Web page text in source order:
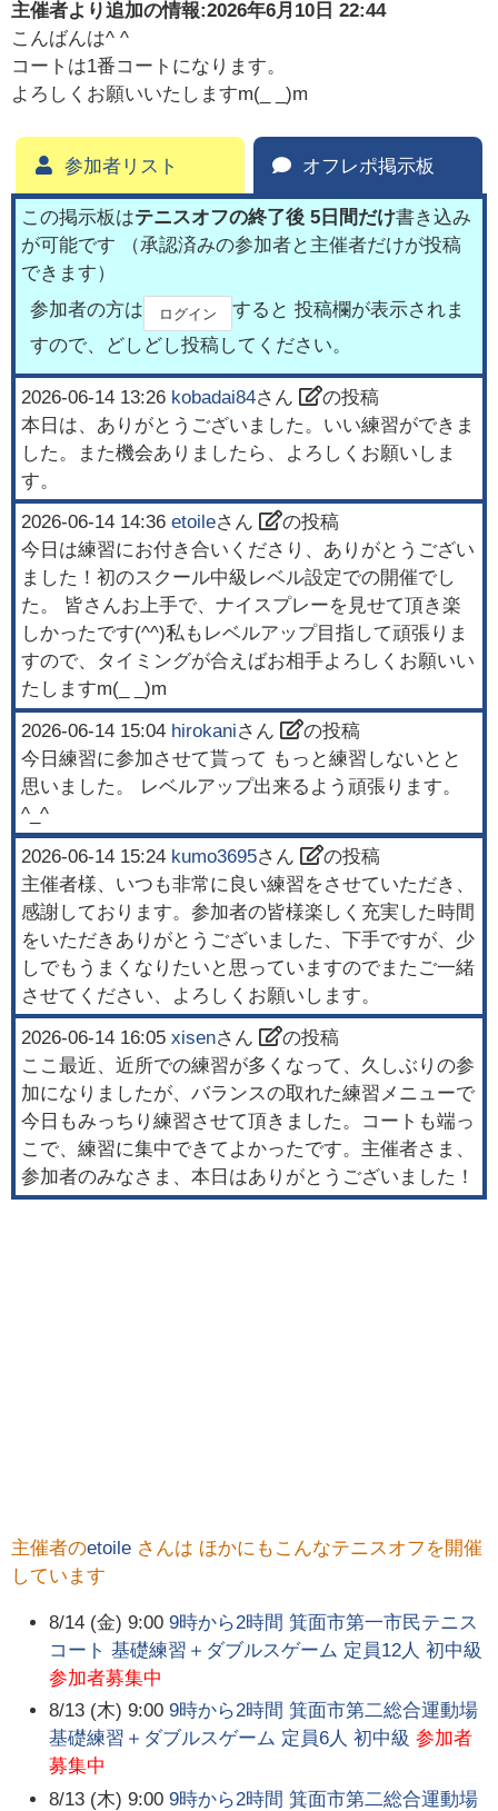
主催者より追加の情報:2026年6月10日 22:44
こんばんは^ ^
コートは1番コートになります。
よろしくお願いいたしますm(_ _)m
参加者リスト オフレポ掲示板
この掲示板はテニスオフの終了後 5日間だけ書き込み
が可能です （承認済みの参加者と主催者だけが投稿
できます）
参加者の方は
ログイン
すると 投稿欄が表示されま
すので、どしどし投稿してください。
2026-06-14 13:26 kobadai84さん
の投稿
本日は、ありがとうございました。いい練習ができま
した。また機会ありましたら、よろしくお願いしま
す。
2026-06-14 14:36 etoileさん
の投稿
今日は練習にお付き合いくださり、ありがとうござい
ました！初のスクール中級レベル設定での開催でし
た。 皆さんお上手で、ナイスプレーを見せて頂き楽
しかったです(^^)私もレベルアップ目指して頑張りま
すので、タイミングが合えばお相手よろしくお願いい
たしますm(_ _)m
2026-06-14 15:04 hirokaniさん
の投稿
今日練習に参加させて貰って もっと練習しないとと
思いました。 レベルアップ出来るよう頑張ります。
^_^
2026-06-14 15:24 kumo3695さん
の投稿
主催者様、いつも非常に良い練習をさせていただき、
感謝しております。参加者の皆様楽しく充実した時間
をいただきありがとうございました、下手ですが、少
しでもうまくなりたいと思っていますのでまたご一緒
させてください、よろしくお願いします。
2026-06-14 16:05 xisenさん
の投稿
ここ最近、近所での練習が多くなって、久しぶりの参
加になりましたが、バランスの取れた練習メニューで
今日もみっちり練習させて頂きました。コートも端っ
こで、練習に集中できてよかったです。主催者さま、
参加者のみなさま、本日はありがとうございました！
主催者のetoile さんは ほかにもこんなテニスオフを開催
しています
8/14 (金) 9:00 9時から2時間 箕面市第一市民テニス
コート 基礎練習＋ダブルスゲーム 定員12人 初中級
参加者募集中
8/13 (木) 9:00 9時から2時間 箕面市第二総合運動場
基礎練習＋ダブルスゲーム 定員6人 初中級 参加者
募集中
8/13 (木) 9:00 9時から2時間 箕面市第二総合運動場